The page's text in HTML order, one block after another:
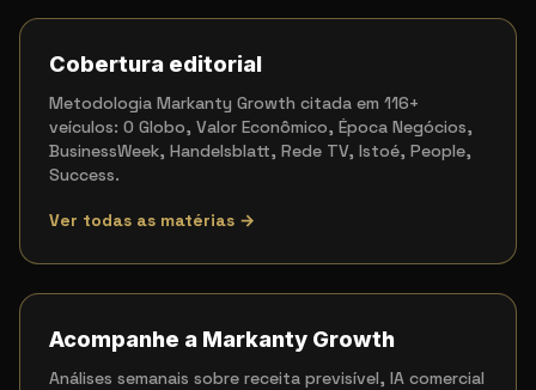
Cobertura editorial
Metodologia Markanty Growth citada em 116+
veículos: O Globo, Valor Econômico, Época Negócios,
BusinessWeek, Handelsblatt, Rede TV, Istoé, People,
Success.
Ver todas as matérias →
Acompanhe a Markanty Growth
Análises semanais sobre receita previsível, IA comercial